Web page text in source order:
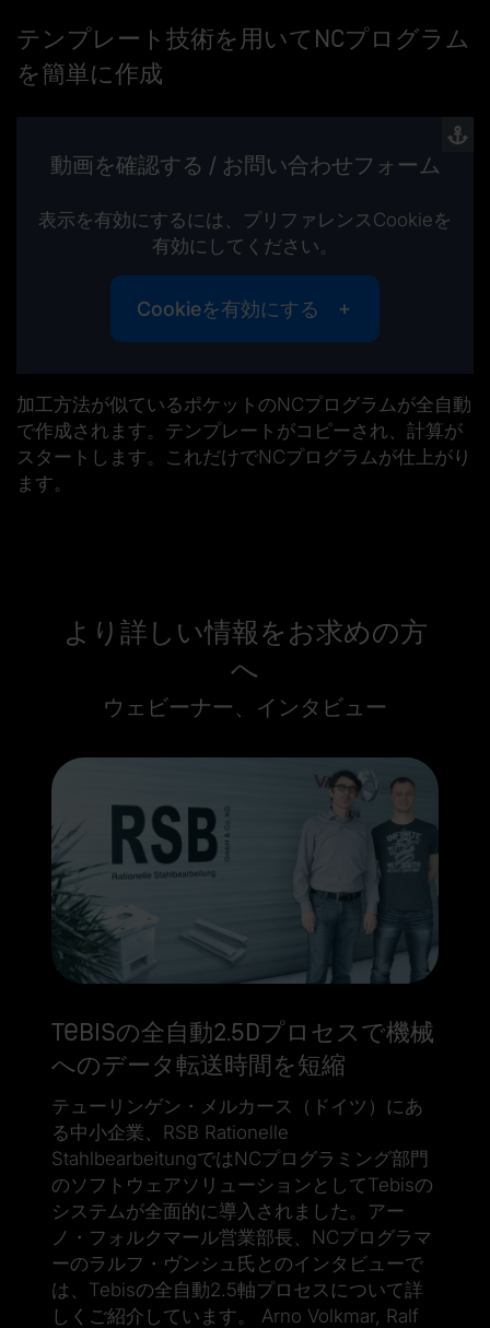
テンプレート技術を用いてNCプログラム
を簡単に作成
動画を確認する / お問い合わせフォーム
表示を有効にするには、プリファレンスCookieを
有効にしてください。
Cookieを有効にする
加工方法が似ているポケットのNCプログラムが全自動
で作成されます。テンプレートがコピーされ、計算が
スタートします。これだけでNCプログラムが仕上がり
ます。
より詳しい情報をお求めの方
へ
ウェビーナー、インタビュー
Tebisの全自動2.5Dプロセスで機械
へのデータ転送時間を短縮
テューリンゲン・メルカース（ドイツ）にあ
る中小企業、RSB Rationelle
StahlbearbeitungではNCプログラミング部門
のソフトウェアソリューションとしてTebisの
システムが全面的に導入されました。アー
ノ・フォルクマール営業部長、NCプログラマ
ーのラルフ・ヴンシュ氏とのインタビューで
は、Tebisの全自動2.5軸プロセスについて詳
しくご紹介しています。 Arno Volkmar, Ralf